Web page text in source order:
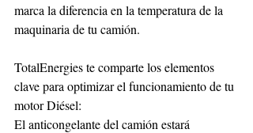
marca la diferencia en la temperatura de la
maquinaria de tu camión.
TotalEnergies te comparte los elementos
clave para optimizar el funcionamiento de tu
motor Diésel:
El anticongelante del camión estará